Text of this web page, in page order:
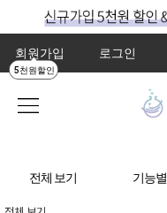
회원가입
5천원할인
로그인
전체 보기 기능별